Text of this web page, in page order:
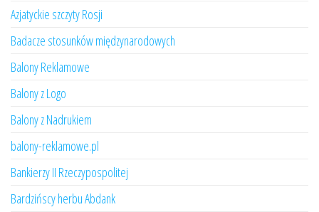
Azjatyckie szczyty Rosji
Badacze stosunków międzynarodowych
Balony Reklamowe
Balony z Logo
Balony z Nadrukiem
balony-reklamowe.pl
Bankierzy II Rzeczypospolitej
Bardzińscy herbu Abdank